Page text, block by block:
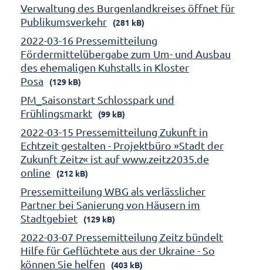
Verwaltung des Burgenlandkreises öffnet für
Publikumsverkehr
(281 kB)
2022-03-16 Pressemitteilung
Fördermittelübergabe zum Um- und Ausbau
des ehemaligen Kuhstalls in Kloster
Posa
(129 kB)
PM_Saisonstart Schlosspark und
Frühlingsmarkt
(99 kB)
2022-03-15 Pressemitteilung Zukunft in
Echtzeit gestalten - Projektbüro »Stadt der
Zukunft Zeitz« ist auf www.zeitz2035.de
online
(212 kB)
Pressemitteilung WBG als verlässlicher
Partner bei Sanierung von Häusern im
Stadtgebiet
(129 kB)
2022-03-07 Pressemitteilung Zeitz bündelt
Hilfe für Geflüchtete aus der Ukraine - So
können Sie helfen
(403 kB)